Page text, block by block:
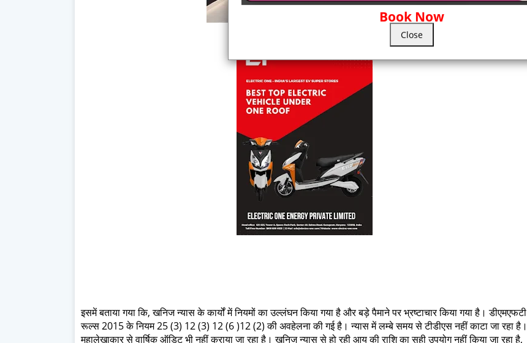
इसमें बताया गया कि, खनिज न्यास के कार्यों में नियमों का उल्लंघन किया गया है और बड़े पैमाने पर भ्रष्टाचार किया गया है। डीएमएफटी
रूल्स 2015 के नियम 25 (3) 12 (3) 12 (6 )12 (2) की अवहेलना की गई है। न्यास में लम्बे समय से टीडीएस नहीं काटा जा रहा है।
महालेखाकार से वार्षिक ऑडिट भी नहीं कराया जा रहा है। खनिज न्यास से हो रही आय की राशि का सही उपयोग नहीं किया जा रहा है,
Book Now
Close